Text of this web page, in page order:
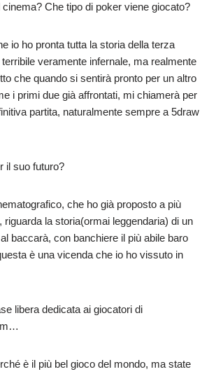
Che tipo di poker viene giocato?
io ho pronta tutta la storia della terza
veramente infernale, ma realmente
che quando si sentirà pronto per un altro
i primi due già affrontati, mi chiamerà per
partita, naturalmente sempre a 5draw
il suo futuro?
che ho già proposto a più
riguarda la storia(ormai leggendaria) di un
baccarà, con banchiere il più abile baro
è una vicenda che io ho vissuto in
libera dedicata ai giocatori di
è il più bel gioco del mondo, ma state